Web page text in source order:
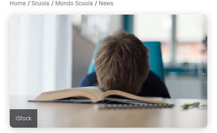
Home Scuola Mondo Scuola News
iStock